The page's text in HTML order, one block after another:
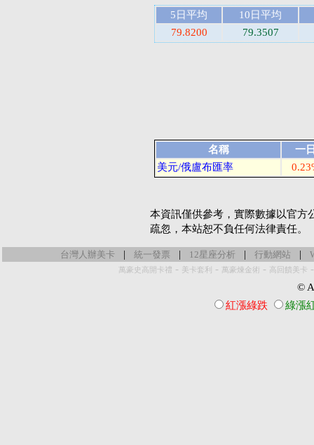
5日平均
10日平均
79.8200
79.3507
名稱
一
美元/俄盧布匯率
本資訊僅供參考，實際數據以官方
疏忽，本站恕不負任何法律責任。
台灣人辦美卡 | 統一發票 | 12星座分析 | 行動網站 |
萬豪史高開卡禮 - 美卡套利 - 萬豪煉金術 - 高回饋美卡
©
紅漲綠跌
綠漲